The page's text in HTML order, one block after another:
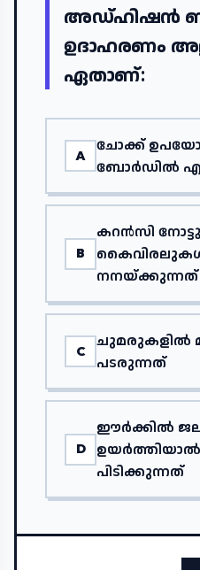
അഡ്ഹിഷൻ
ഉദാഹരണം
ഏതാണ്:
A
ചോക്ക്
ബോർഡിൽ
B
കറൻസി
കൈവിരലുകൾ
നനയ്ക്കുന്നത്
C
ചുമരുകളിൽ
പടരുന്നത്
D
ഈർക്കിൽ
ഉയർത്തിയാൽ
പിടിക്കുന്നത്